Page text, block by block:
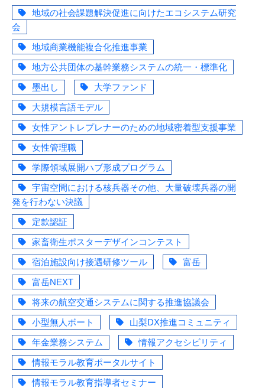
地域の社会課題解決促進に向けたエコシステム研究
会
地域商業機能複合化推進事業
地方公共団体の基幹業務システムの統一・標準化
墨出し
大学ファンド
大規模言語モデル
女性アントレプレナーのための地域密着型支援事業
女性管理職
学際領域展開ハブ形成プログラム
宇宙空間における核兵器その他、大量破壊兵器の開
発を行わない決議
定款認証
家畜衛生ポスターデザインコンテスト
宿泊施設向け接遇研修ツール
富岳
富岳NEXT
将来の航空交通システムに関する推進協議会
小型無人ボート
山梨DX推進コミュニティ
年金業務システム
情報アクセシビリティ
情報モラル教育ポータルサイト
情報モラル教育指導者セミナー